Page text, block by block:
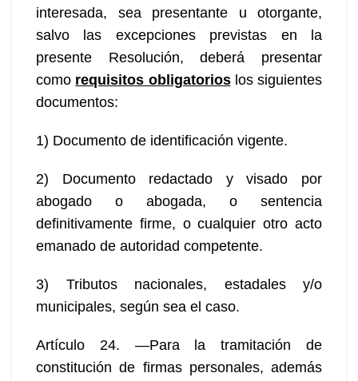
interesada, sea presentante u otorgante,
salvo las excepciones previstas en la
presente Resolución, deberá presentar
como requisitos obligatorioslos siguientes
documentos:
1) Documento de identificación vigente.
2) Documento redactado y visado por
abogado o abogada, o sentencia
definitivamente firme, o cualquier otro acto
emanado de autoridad competente.
3) Tributos nacionales, estadales y/o
municipales, según sea el caso.
Artículo 24. —Para la tramitación de
constitución de firmas personales, además